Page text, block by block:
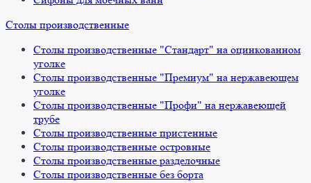
Столы производственные
Столы производственные "Стандарт" на оцинкованном
уголке
Столы производственные "Премиум" на нержавеющем
уголке
Столы производственные "Профи" на нержавеющей
трубе
Столы производственные пристенные
Столы производственные островные
Столы производственные разделочные
Столы производственные без борта